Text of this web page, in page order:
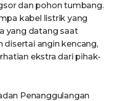
dan pohon tumbang.
kabel listrik yang
yang datang saat
disertai angin kencang,
ekstra dari pihak-
Penanggulangan